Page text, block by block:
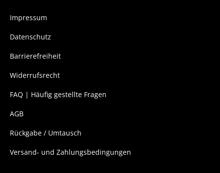
Impressum
Datenschutz
Barrierefreiheit
Widerrufsrecht
FAQ | Häufig gestellte Fragen
AGB
Rückgabe / Umtausch
Versand- und Zahlungsbedingungen